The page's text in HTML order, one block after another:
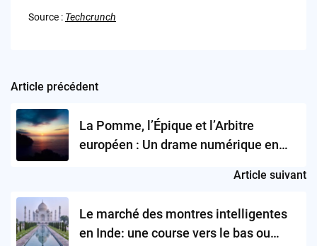
Source : Techcrunch
Post
navigation
Article précédent
La Pomme, l’Épique et l’Arbitre
européen : Un drame numérique en
Article suivant
Le marché des montres intelligentes
en Inde: une course vers le bas ou